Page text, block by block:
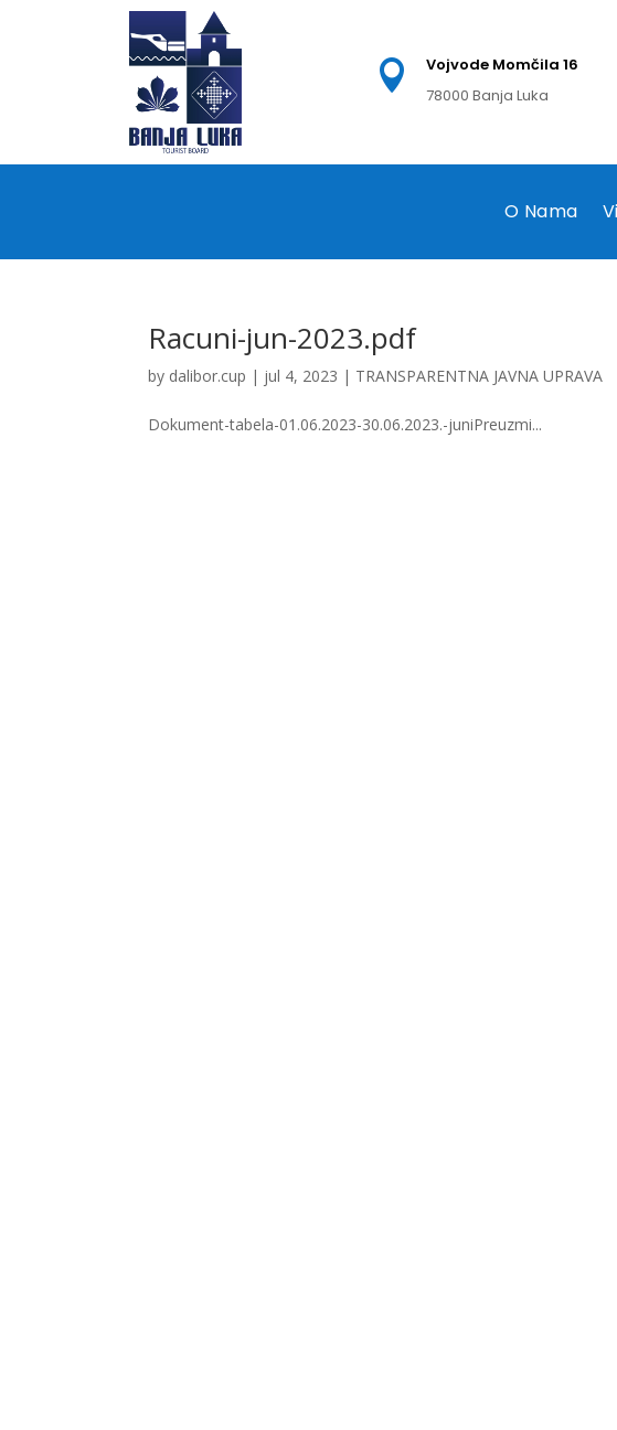

Vojvode Momčila 16
78000 Banja Luka
O Nama
Racuni-jun-2023.pdf
by dalibor.cup | jul 4, 2023 | TRANSPARENTNA JAVNA UPRAVA
Dokument-tabela-01.06.2023-30.06.2023.-juniPreuzmi...